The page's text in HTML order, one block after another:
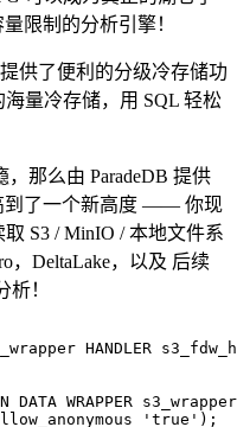
限制的分析引擎！
供了便利的分级冷存储功
量冷存储，用 SQL 轻松
那么由 ParadeDB 提供
到了一个新高度 —— 你现
S3 / MinIO / 本地文件系
，DeltaLake，以及 后续
！
HANDLER
DATA WRAPPER s3_wrapper
'true' );